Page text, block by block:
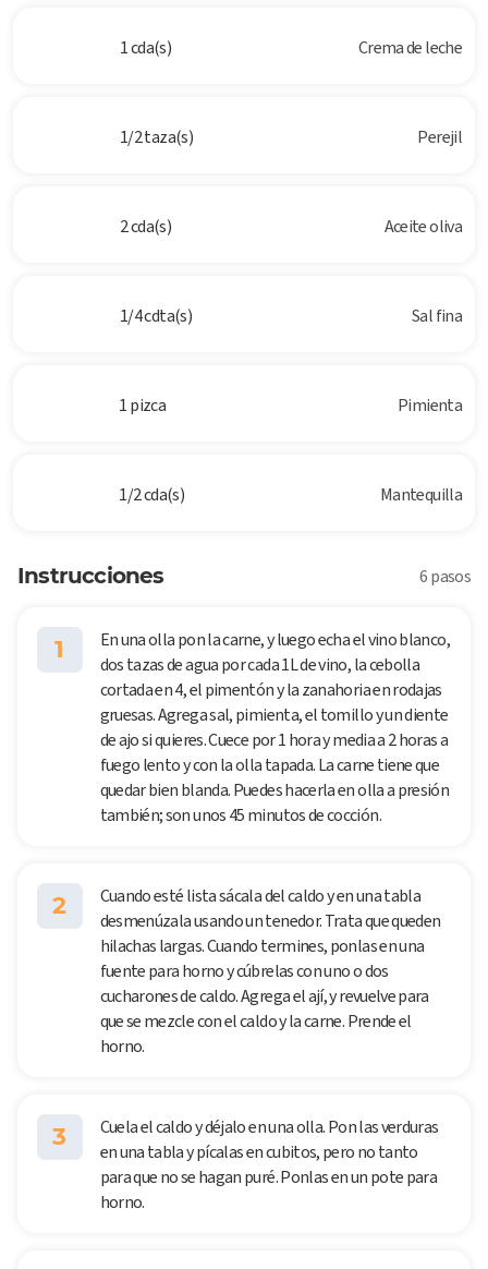
1 cda(s) Crema de leche
1/2 taza(s) Perejil
2 cda(s) Aceite oliva
1/4 cdta(s) Sal fina
1 pizca Pimienta
1/2 cda(s) Mantequilla
Instrucciones 6 pasos
1
En una olla pon la carne, y luego echa el vino blanco,
dos tazas de agua por cada 1L de vino, la cebolla
cortada en 4, el pimentón y la zanahoria en rodajas
gruesas. Agrega sal, pimienta, el tomillo y un diente
de ajo si quieres. Cuece por 1 hora y media a 2 horas a
fuego lento y con la olla tapada. La carne tiene que
quedar bien blanda. Puedes hacerla en olla a presión
también; son unos 45 minutos de cocción.
2
Cuando esté lista sácala del caldo y en una tabla
desmenúzala usando un tenedor. Trata que queden
hilachas largas. Cuando termines, ponlas en una
fuente para horno y cúbrelas con uno o dos
cucharones de caldo. Agrega el ají, y revuelve para
que se mezcle con el caldo y la carne. Prende el
horno.
3
Cuela el caldo y déjalo en una olla. Pon las verduras
en una tabla y pícalas en cubitos, pero no tanto
para que no se hagan puré. Ponlas en un pote para
horno.